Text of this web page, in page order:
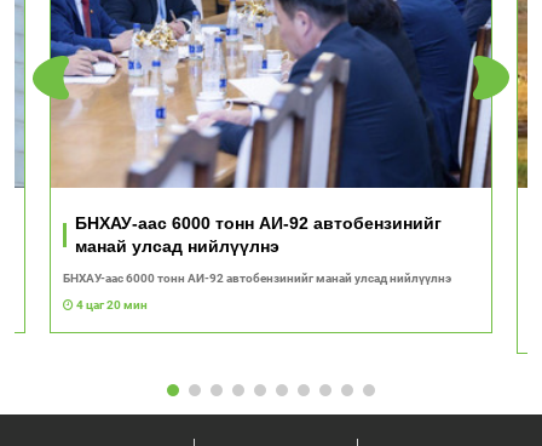
БНХАУ-аас 6000 тонн АИ-92 автобензинийг
манай улсад нийлүүлнэ
БНХАУ-аас 6000 тонн АИ-92 автобензинийг манай улсад нийлүүлнэ
4 цаг 20 мин